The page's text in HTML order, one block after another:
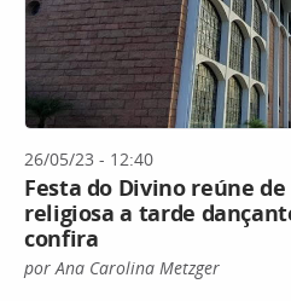
26/05/23 - 12:40
Festa do Divino reúne
religiosa a tarde
confira
por Ana Carolina Metzger